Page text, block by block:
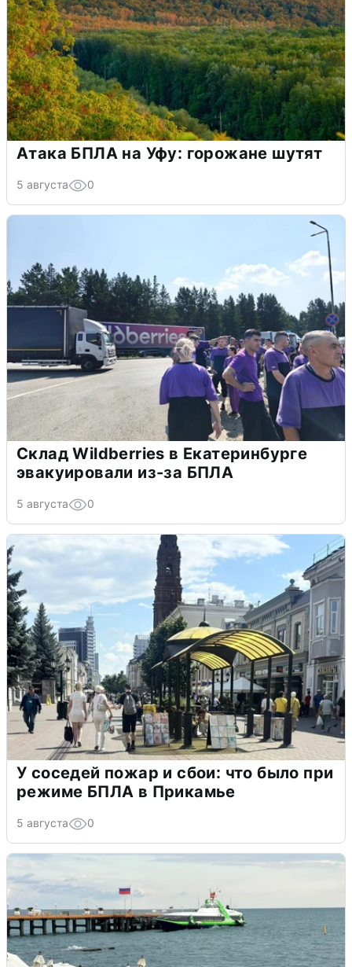
Атака БПЛА на Уфу: горожане шутят
5 августа 0
Склад Wildberries в Екатеринбурге
эвакуировали из-за БПЛА
5 августа 0
У соседей пожар и сбои: что было при
режиме БПЛА в Прикамье
5 августа 0